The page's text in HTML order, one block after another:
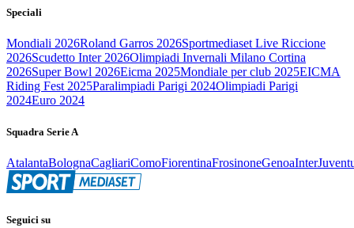
Speciali
Mondiali 2026Roland Garros 2026Sportmediaset Live Riccione
2026Scudetto Inter 2026Olimpiadi Invernali Milano Cortina
2026Super Bowl 2026Eicma 2025Mondiale per club 2025EICMA
Riding Fest 2025Paralimpiadi Parigi 2024Olimpiadi Parigi
2024Euro 2024
Squadra Serie A
AtalantaBolognaCagliariComoFiorentinaFrosinoneGenoaInter
Seguici su